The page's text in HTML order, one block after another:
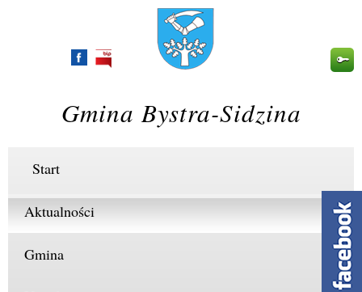
Przejdź
Gmina Bystra-Sidzina
Start
Aktualności
Gmina